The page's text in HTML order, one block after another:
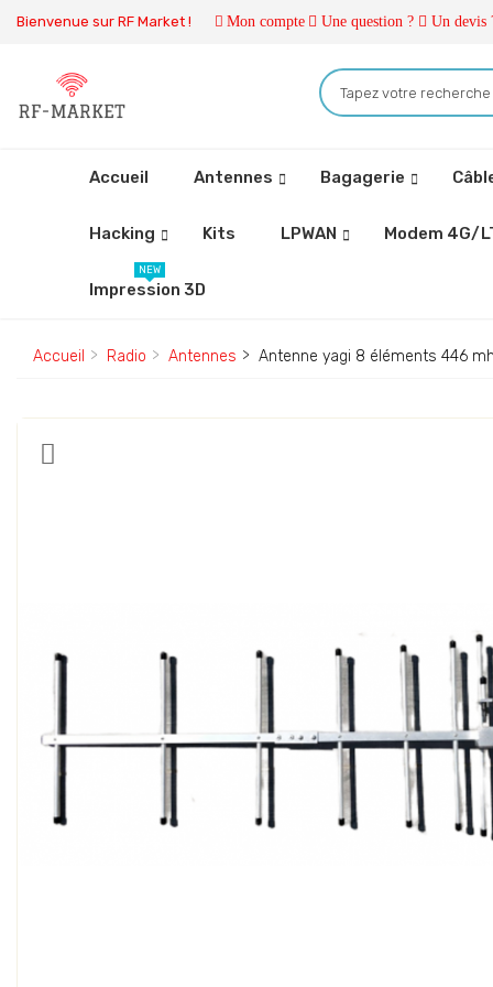
Bienvenue sur RF Market ! Mon compte Une question ? Un devis
Accueil Antennes Bagagerie
Hacking Kits LPWAN Modem 4G/
Impression 3D
NEW
Accueil Radio Antennes Antenne yagi 8 éléments 446